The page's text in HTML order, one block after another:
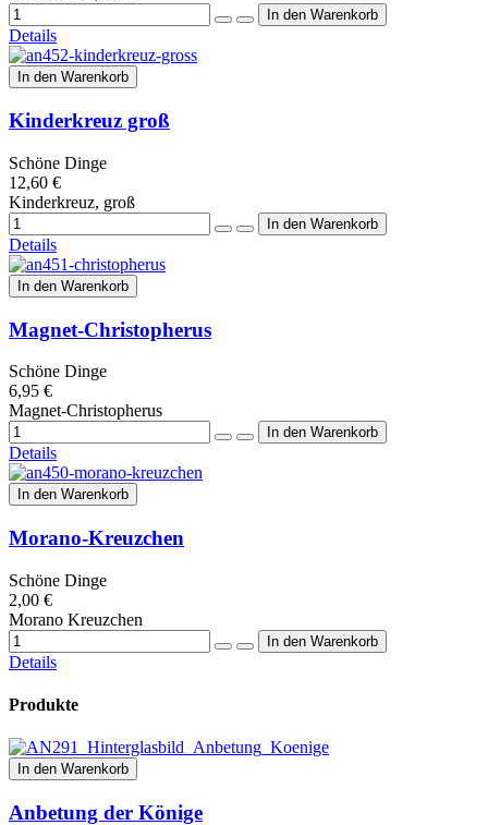
Details
In den Warenkorb
Kinderkreuz groß
Schöne Dinge
12,60 €
Kinderkreuz, groß
Details
In den Warenkorb
Magnet-Christopherus
Schöne Dinge
6,95 €
Magnet-Christopherus
Details
In den Warenkorb
Morano-Kreuzchen
Schöne Dinge
2,00 €
Morano Kreuzchen
Details
Produkte
In den Warenkorb
Anbetung der Könige